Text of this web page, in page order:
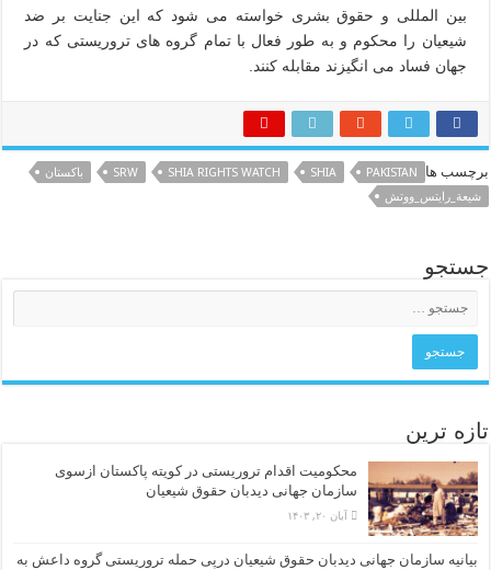
بین المللی و حقوق بشری خواسته می شود که این جنایت بر ضد
شیعیان را محکوم و به طور فعال با تمام گروه های تروریستی که در
جهان فساد می انگیزند مقابله کنند.
برچسب ها PAKISTAN
SHIA
SHIA RIGHTS WATCH
SRW
باكستان
شيعة_رايتس_ووتش
جستجو
تازه ترین
محکومیت اقدام تروریستی در کویته پاکستان ازسوی
سازمان جهانی دیدبان حقوق شیعیان
آبان ۲۰, ۱۴۰۳
بیانیه سازمان جهانی دیدبان حقوق شیعیان درپی حمله تروریستی گروه داعش به